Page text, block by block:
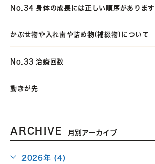
No.34 身体の成長には正しい順序があります
かぶせ物や入れ歯や詰め物(補綴物)について
No.33 治療回数
動きが先
ARCHIVE 月別アーカイブ
2026年 (4)